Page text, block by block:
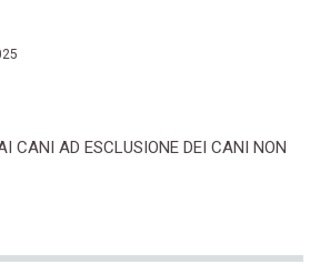
CANI AD ESCLUSIONE DEI CANI NON